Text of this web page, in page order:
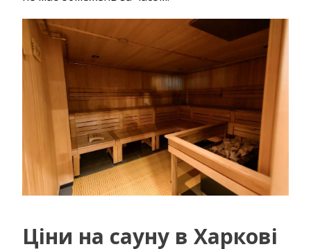
Ціни на сауну в Харкові